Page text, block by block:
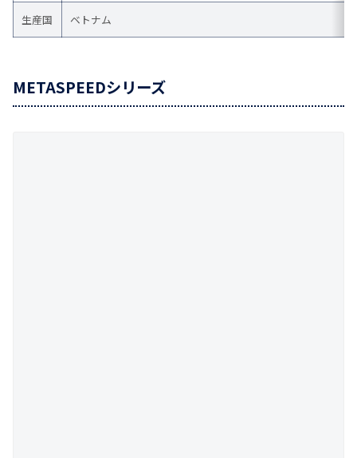
生産国 ベトナム
METASPEEDシリーズ